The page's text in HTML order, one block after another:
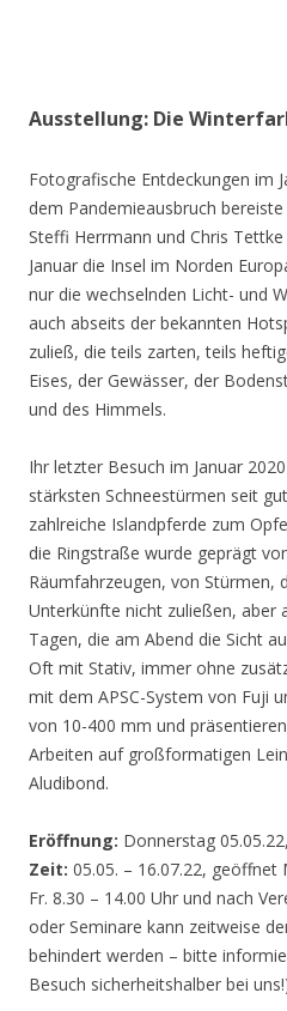
Ausstellung: Die
Fotografische Entdeckungen im
dem Pandemieausbruch
Steffi Herrmann und Chris
Januar die Insel im Norden
nur die wechselnden Licht- und
auch abseits der bekannten
zuließ, die teils zarten, teils
Eises, der Gewässer, der
und des Himmels.
Ihr letzter Besuch im Januar
stärksten Schneestürmen seit
zahlreiche Islandpferde zum
die Ringstraße wurde geprägt
Räumfahrzeugen, von Stürmen,
Unterkünfte nicht zuließen, aber
Tagen, die am Abend die Sicht
Oft mit Stativ, immer ohne
mit dem APSC-System von Fuji
von 10-400 mm und
Arbeiten auf großformatigen
Aludibond.
Eröffnung: Donnerstag
Zeit: 05.05. – 16.07.22, geöffnet
Fr. 8.30 – 14.00 Uhr und nach
oder Seminare kann zeitweise
behindert werden – bitte
Besuch sicherheitshalber bei